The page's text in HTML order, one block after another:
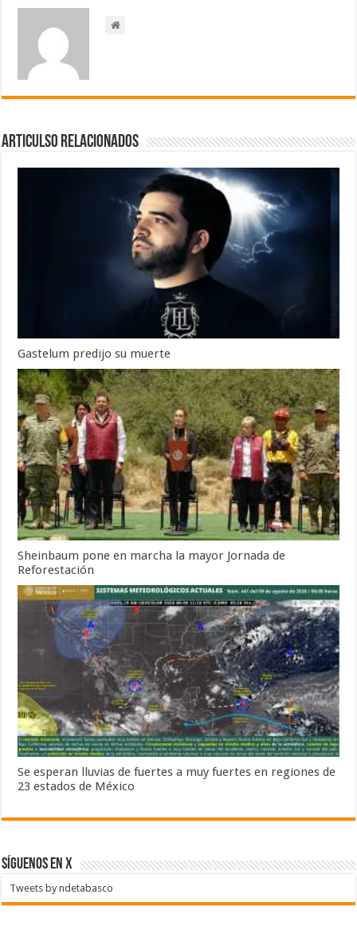
Articulso Relacionados
Gastelum predijo su muerte
Sheinbaum pone en marcha la mayor Jornada de
Reforestación
Se esperan lluvias de fuertes a muy fuertes en regiones de
23 estados de México
SÍGUENOS EN X
Tweets by ndetabasco